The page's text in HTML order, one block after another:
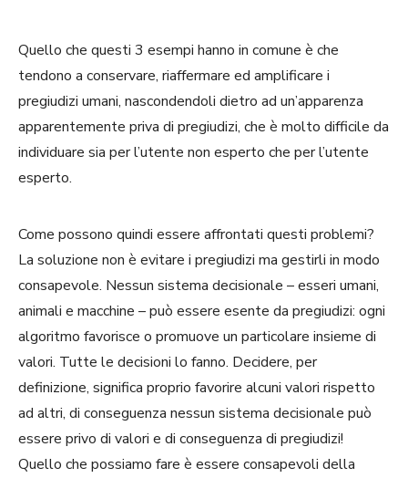
Quello che questi 3 esempi hanno in comune è che
tendono a conservare, riaffermare ed amplificare i
pregiudizi umani, nascondendoli dietro ad un’apparenza
apparentemente priva di pregiudizi, che è molto difficile da
individuare sia per l’utente non esperto che per l’utente
esperto.
Come possono quindi essere affrontati questi problemi?
La soluzione non è evitare i pregiudizi ma gestirli in modo
consapevole. Nessun sistema decisionale – esseri umani,
animali e macchine – può essere esente da pregiudizi: ogni
algoritmo favorisce o promuove un particolare insieme di
valori. Tutte le decisioni lo fanno. Decidere, per
definizione, significa proprio favorire alcuni valori rispetto
ad altri, di conseguenza nessun sistema decisionale può
essere privo di valori e di conseguenza di pregiudizi!
Quello che possiamo fare è essere consapevoli della